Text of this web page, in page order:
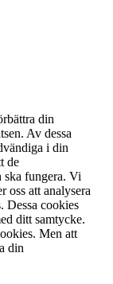
din
Av dessa
i din
de
ska fungera. Vi
oss att analysera
Dessa cookies
ditt samtycke.
Men att
din